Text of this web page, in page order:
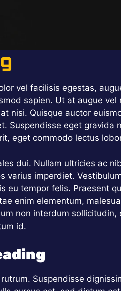
vel facilisis egestas,
sapien. Ut at augue
nisi. Quisque auctor
Suspendisse eget
eget commodo lectus
dui. Nullam ultricies ac
varius imperdiet.
eu tempor felis. Praesent
enim elementum,
non interdum
id.
Suspendisse